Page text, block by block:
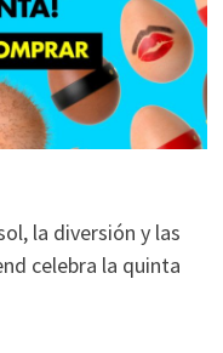
la diversión y las
celebra la quinta